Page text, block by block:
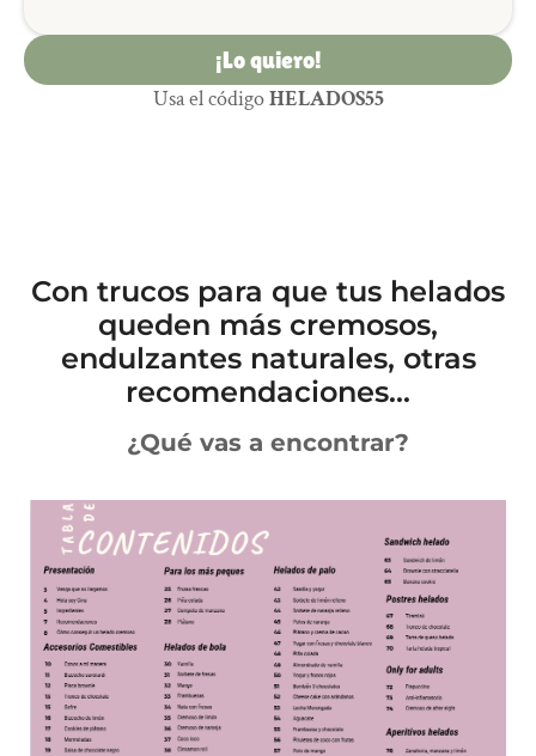
¡Lo quiero!
Usa el códigoHELADOS55
Con trucos para que tus helados
queden más cremosos,
endulzantes naturales, otras
recomendaciones...
¿Qué vas a encontrar?